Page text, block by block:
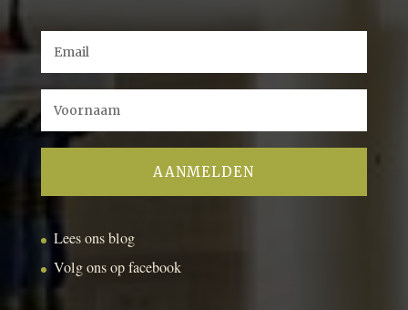
Lees ons blog
Volg ons op facebook